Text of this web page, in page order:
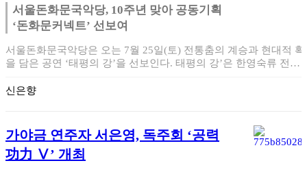
서울돈화문국악당, 10주년 맞아 공동기획
‘돈화문커넥트’ 선보여
서울돈화문국악당은 오는 7월 25일(토) 전통춤의 계승과 현대적 확
을 담은 공연 ‘태평의 강’을 선보인다. 태평의 강’은 한영숙류 전…
신은향
가야금 연주자 서은영, 독주회 ‘공력
功力 Ⅴ’ 개최